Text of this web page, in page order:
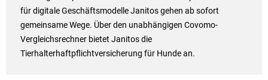
für digitale Geschäftsmodelle Janitos gehen ab sofort
gemeinsame Wege. Über den unabhängigen Covomo-
Vergleichsrechner bietet Janitos die
Tierhalterhaftpflichtversicherung für Hunde an.